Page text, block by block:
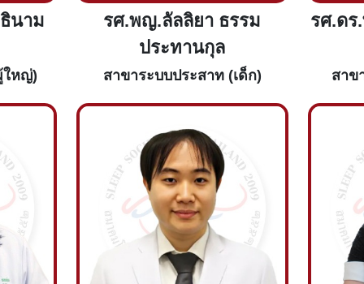
นาม
ใหญ่)
รศ.พญ.ลัลลิยา ธรรม
ประทานกุล
สาขาระบบประสาท (เด็ก)
รศ.ด
สาข